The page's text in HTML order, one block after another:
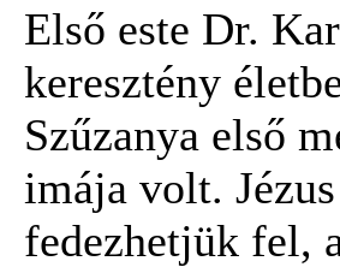
Első este Dr.
keresztény
Szűzanya első
imája volt.
fedezhetjük fel,